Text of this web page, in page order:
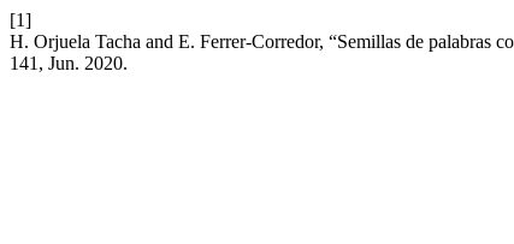
[1]
H. Orjuela Tacha and E. Ferrer-Corredor, “Semillas de palabras
141, Jun. 2020.